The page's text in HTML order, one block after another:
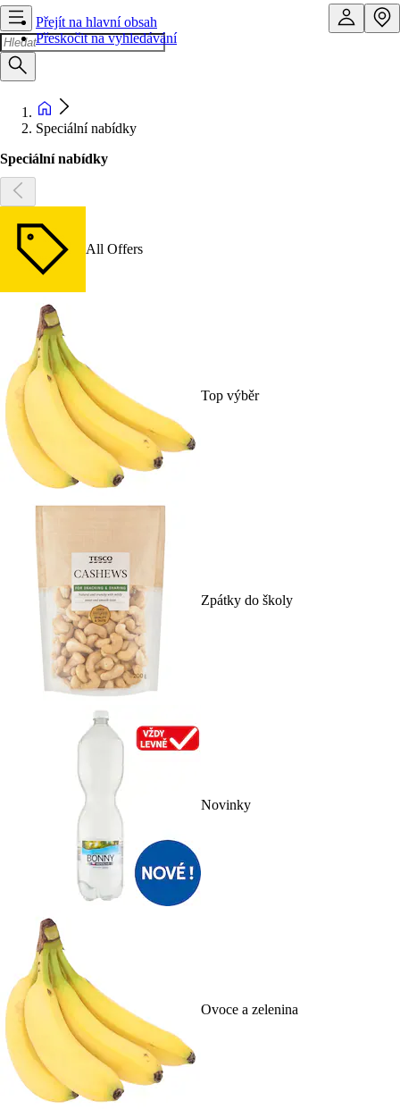
Přejít na hlavní obsah
Přeskočit na vyhledávání
Speciální nabídky
Speciální nabídky
All Offers
Top výběr
Zpátky do školy
Novinky
Ovoce a zelenina